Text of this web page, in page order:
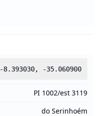
-8.393030, -35.060900
PI 1002/est 3119
do Serinhoém